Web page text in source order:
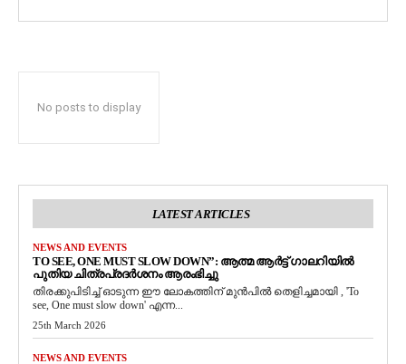
No posts to display
LATEST ARTICLES
NEWS AND EVENTS
TO SEE, ONE MUST SLOW DOWN”: ആത്മ ആർട്ട് ഗാലറിയിൽ
പുതിയ ചിത്രപ്രദർശനം ആരംഭിച്ചു
തിരക്കുപിടിച്ച് ഓടുന്ന ഈ ലോകത്തിന് മുൻപിൽ തെളിച്ചമായി , 'To
see, One must slow down' എന്ന...
25th March 2026
NEWS AND EVENTS